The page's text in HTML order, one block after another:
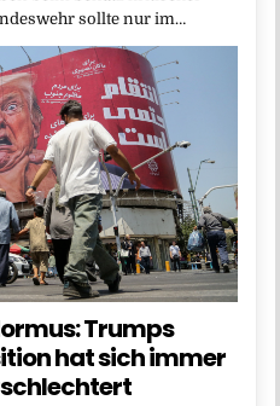
sollte nur im…
Trumps
hat sich immer